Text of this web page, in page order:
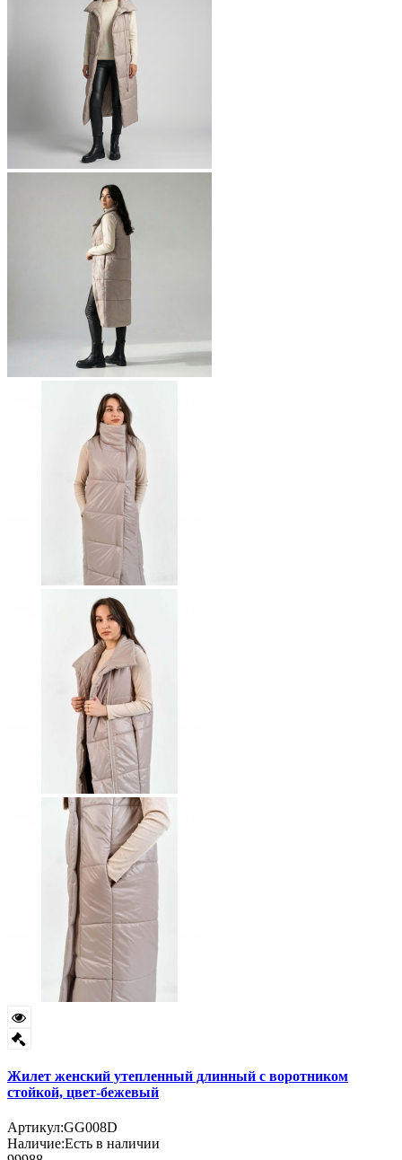
Жилет женский утепленный длинный с воротником
стойкой, цвет-бежевый
Артикул:GG008D
Наличие:Есть в наличии